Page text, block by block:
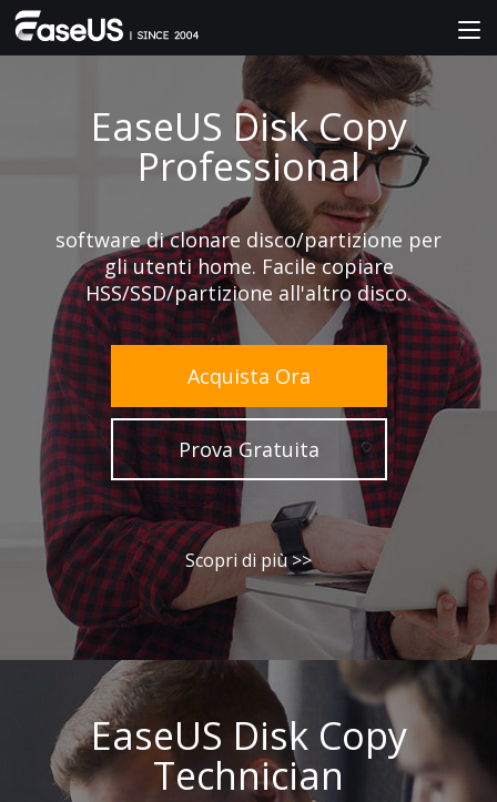
EaseUS Disk Copy
Professional
software di clonare disco/partizione per
gli utenti home. Facile copiare
HSS/SSD/partizione all'altro disco.
Acquista Ora
Prova Gratuita
Scopri di più >>
EaseUS Disk Copy
Technician